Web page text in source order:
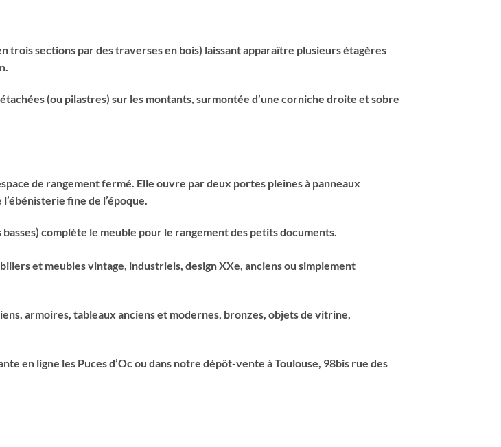
trois sections par des traverses en bois) laissant apparaître plusieurs étagères
(ou pilastres) sur les montants, surmontée d’une corniche droite et sobre
de rangement fermé. Elle ouvre par deux portes pleines à panneaux
fine de l’époque.
complète le meuble pour le rangement des petits documents.
et meubles vintage, industriels, design XXe, anciens ou simplement
armoires, tableaux anciens et modernes, bronzes, objets de vitrine,
en ligne les Puces d’Oc ou dans notre dépôt-vente à Toulouse, 98bis rue des